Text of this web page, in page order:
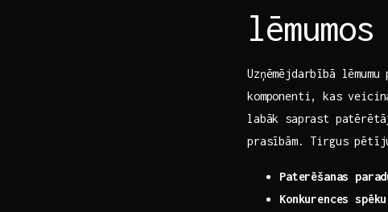
lēmumos
Uzņēmējdarbībā
komponenti, kas
labāk saprast
prasībām. Tirgus‍
Paterēšanas
Konkurences